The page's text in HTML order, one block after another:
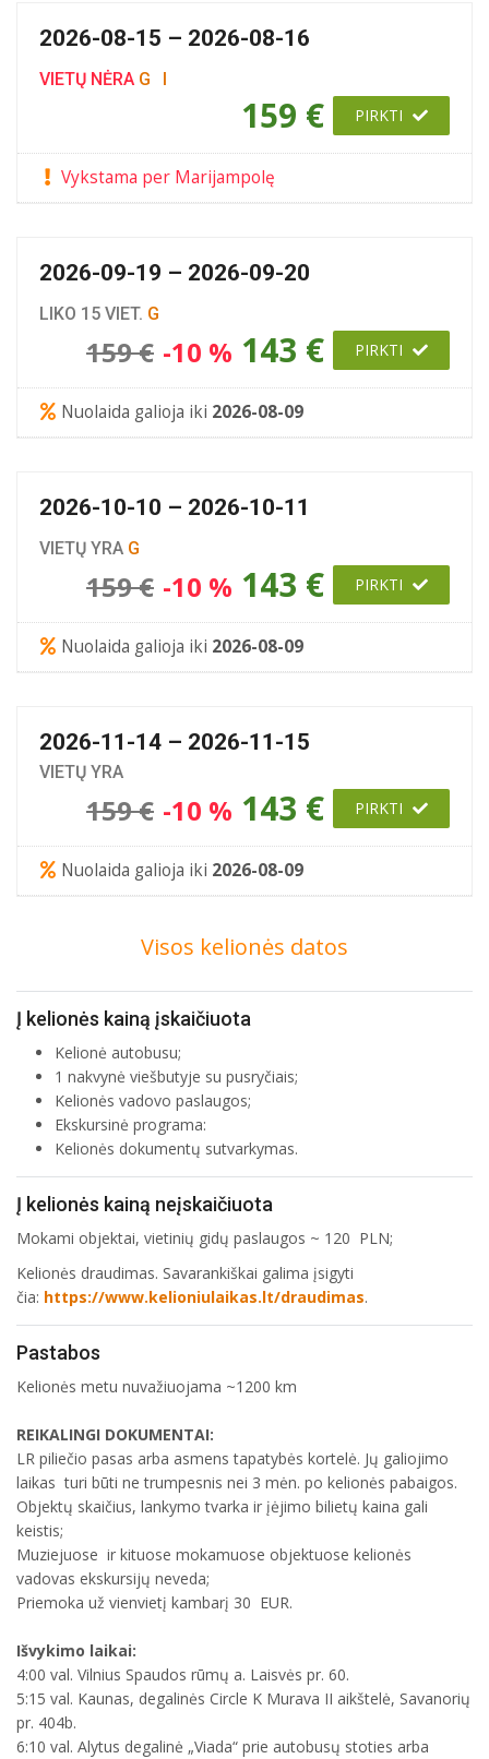
2026-08-15 – 2026-08-16
VIETŲ NĖRA G
159 € PIRKTI
Vykstama per Marijampolę
2026-09-19 – 2026-09-20
LIKO 15 VIET. G
159 € -10 % 143 € PIRKTI
Nuolaida galioja iki 2026-08-09
2026-10-10 – 2026-10-11
VIETŲ YRA G
159 € -10 % 143 € PIRKTI
Nuolaida galioja iki 2026-08-09
2026-11-14 – 2026-11-15
VIETŲ YRA
159 € -10 % 143 € PIRKTI
Nuolaida galioja iki 2026-08-09
Visos kelionės datos
Į kelionės kainą įskaičiuota
Kelionė autobusu;
1 nakvynė viešbutyje su pusryčiais;
Kelionės vadovo paslaugos;
Ekskursinė programa:
Kelionės dokumentų sutvarkymas.
Į kelionės kainą neįskaičiuota
Mokami objektai, vietinių gidų paslaugos ~ 120 PLN;
Kelionės draudimas. Savarankiškai galima įsigyti
čia: https://www.kelioniulaikas.lt/draudimas.
Pastabos
Kelionės metu nuvažiuojama ~1200 km
REIKALINGI DOKUMENTAI:
LR piliečio pasas arba asmens tapatybės kortelė. Jų galiojimo
laikas turi būti ne trumpesnis nei 3 mėn. po kelionės pabaigos.
Objektų skaičius, lankymo tvarka ir įėjimo bilietų kaina gali
keistis;
Muziejuose ir kituose mokamuose objektuose kelionės
vadovas ekskursijų neveda;
Priemoka už vienvietį kambarį 30 EUR.
Išvykimo laikai:
4:00 val. Vilnius Spaudos rūmų a. Laisvės pr. 60.
5:15 val. Kaunas, degalinės Circle K Murava II aikštelė, Savanorių
pr. 404b.
6:10 val. Alytus degalinė „Viada“ prie autobusų stoties arba